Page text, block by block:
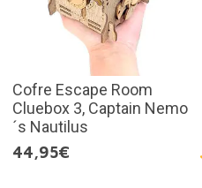
Cofre Escape Room
Cluebox 3, Captain Nemo
´s Nautilus
44,95€